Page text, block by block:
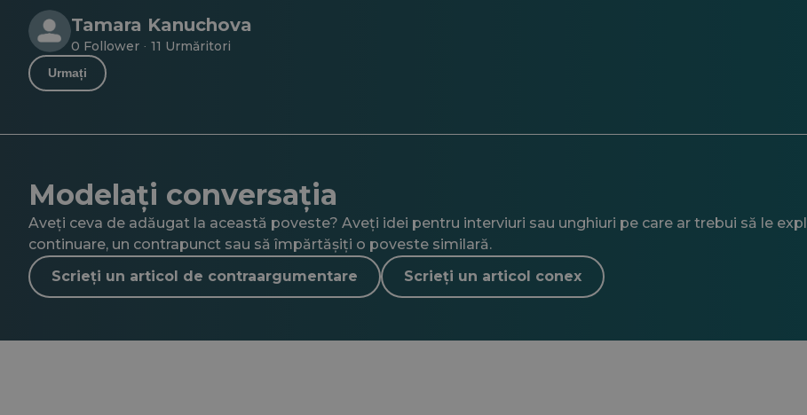
Tamara Kanuchova
0 Follower · 11 Urmăritori
Urmați
Modelați conversația
Aveți ceva de adăugat la această poveste? Aveți idei pentru interviuri sau unghiuri pe care ar trebui să le
continuare, un contrapunct sau să împărtășiți o poveste similară.
Scrieți un articol de contraargumentare
Scrieți un articol conex